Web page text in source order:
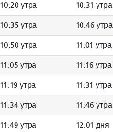
10:20 утра 10:31 утра
10:35 утра 10:46 утра
10:50 утра 11:01 утра
11:05 утра 11:16 утра
11:19 утра 11:31 утра
11:34 утра 11:46 утра
11:49 утра 12:01 дня